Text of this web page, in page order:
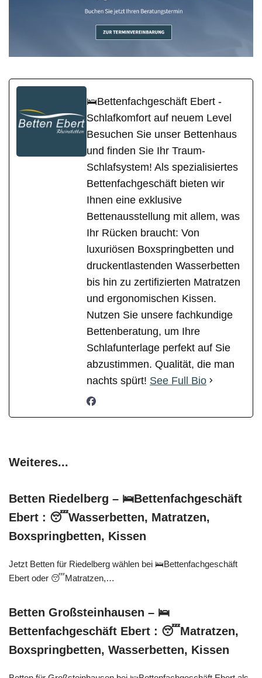
🛌Bettenfachgeschäft Ebert -
Schlafkomfort auf neuem Level
Besuchen Sie unser Bettenhaus
und finden Sie Ihr Traum-
Schlafsystem! Als spezialisiertes
Bettenfachgeschäft bieten wir
Ihnen eine exklusive
Bettenausstellung mit allem, was
Ihr Rücken braucht: Von
luxuriösen Boxspringbetten und
druckentlastenden Wasserbetten
bis hin zu zertifizierten Matratzen
und ergonomischen Kissen.
Nutzen Sie unsere fachkundige
Bettenberatung, um Ihre
Schlafunterlage perfekt auf Sie
abzustimmen. Qualität, die man
nachts spürt! See Full Bio
Weiteres...
Betten Riedelberg – 🛌Bettenfachgeschäft
Ebert : 😴Wasserbetten, Matratzen,
Boxspringbetten, Kissen
Jetzt Betten für Riedelberg wählen bei 🛌Bettenfachgeschäft
Ebert oder 😴Matratzen,…
Betten Großsteinhausen – 🛌
Bettenfachgeschäft Ebert : 😴Matratzen,
Boxspringbetten, Wasserbetten, Kissen